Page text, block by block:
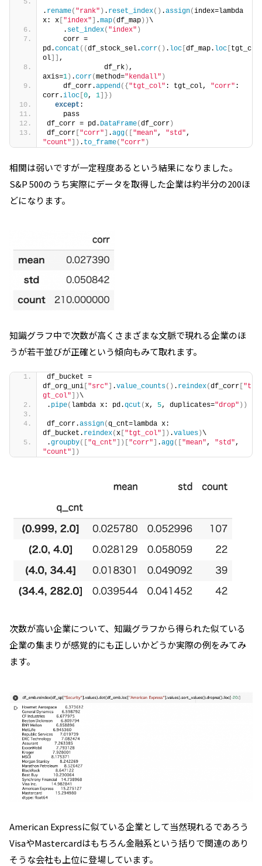
. rename( "rank" ) . reset_index() .assign(index=lambda
x: x ["index"] .map(df_map))\
    .
set_index( "index" )
    corr =
pd.concat ((df_stock_sel.corr() . loc [df_map. loc [tgt_c
ol]] ,
              df_rk
) ,
axis=1) .corr(method="kendall" )
    df_corr.
append ({"tgt_col" : tgt_col, "corr" :
corr.iloc [0, 1]})
except :
    pass
df_corr = pd. DataFrame(df_corr)
df_corr ["corr"] .agg(["mean" , "std"
"count"]) . to_frame( "corr" )
相関は弱いですが一定程度あるという結果になりました。
S&P 500のうち実際にデータを取得した企業は約半分の200ほ
どになります。
知識グラフ中で次数が高くさまざまな文脈で現れる企業のほ
うが若干並びが正確という傾向もみて取れます。
df_bucket =
df_org_uni ["src"] .value_counts() . reindex(df_corr ["t
gt_col"])\
. pipe( lambda x: pd.qcut (x, 5, duplicates="drop" ))
df_corr.assign(q_cnt=lambda x:
df_bucket. reindex(x ["tgt_col"]) .values)\
.groupby(["q_cnt"])["corr"] .agg(["mean" , "std"
"count"])
次数が高い企業について、知識グラフから得られた似ている
企業の集まりが感覚的にも正しいかどうか実際の例をみてみ
ます。
American Expressに似ている企業として当然現れるであろう
VisaやMastercardはもちろん金融系という括りで関連のあり
そうな会社も上位に登場しています。